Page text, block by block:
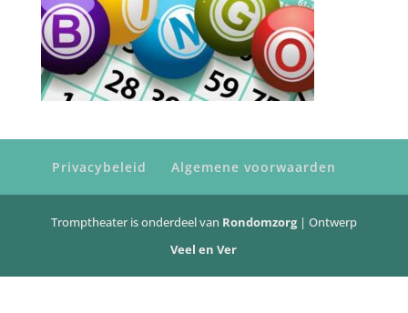
Privacybeleid Algemene voorwaarden
Tromptheater is onderdeel van Rondomzorg | Ontwerp
Veel en Ver